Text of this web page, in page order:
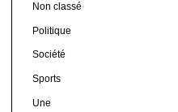
Non classé
Politique
Société
Sports
Une